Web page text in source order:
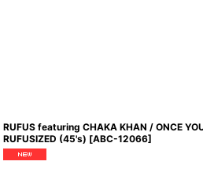
RUFUS featuring CHAKA KHAN / ONCE
RUFUSIZED (45's) [ABC-12066]